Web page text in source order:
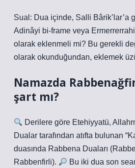
Sual: Dua içinde, Salli Bârik’lar’a
Adinâyi bi-frame veya
olarak eklenmeli mi? Bu gerekli
olarak okunduğundan, eklemek
Namazda
şart mı?
Derilere göre Etehiyyatü,
Dualar tarafından atıfta bulunan
duasında Rabbena Duaları
Rabbenfirli).
Bu iki dua son